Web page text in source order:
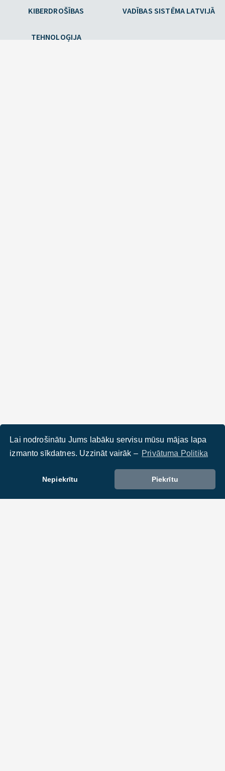
Lai nodrošinātu Jums labāku servisu mūsu mājas lapa
izmanto sīkdatnes. Uzzināt vairāk – Privātuma Politika
Nepiekrītu Piekrītu
KIBERDROŠĪBAS
TEHNOLOĢIJA
VADĪBAS SISTĒMA LATVIJĀ